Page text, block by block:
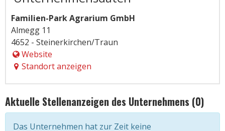
Familien-Park Agrarium GmbH
Almegg 11
4652 - Steinerkirchen/Traun
Website
Standort anzeigen
Aktuelle Stellenanzeigen des Unternehmens (0)
Das Unternehmen hat zur Zeit keine